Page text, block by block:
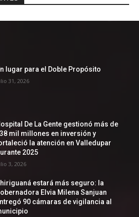
lugar para el Doble Propósito
31, 2026
De La Gente gestionó más de
mil millones en inversión y
la atención en Valledupar
2025
3, 2026
estará más seguro: la
Elvia Milena Sanjuan
90 cámaras de vigilancia al